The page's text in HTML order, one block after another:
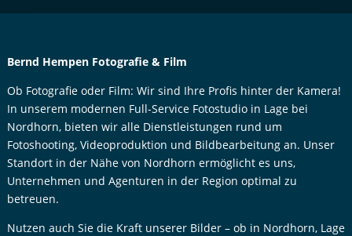
Bernd Hempen Fotografie & Film
Ob Fotografie oder Film: Wir sind Ihre Profis hinter der Kamera!
In unserem modernen Full-Service Fotostudio in Lage bei
Nordhorn, bieten wir alle Dienstleistungen rund um
Fotoshooting, Videoproduktion und Bildbearbeitung an. Unser
Standort in der Nähe von Nordhorn ermöglicht es uns,
Unternehmen und Agenturen in der Region optimal zu
betreuen.
Nutzen auch Sie die Kraft unserer Bilder – ob in Nordhorn, Lage